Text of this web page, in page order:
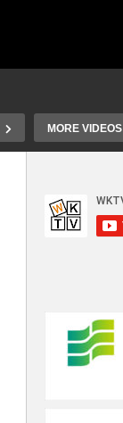
MORE VIDEOS